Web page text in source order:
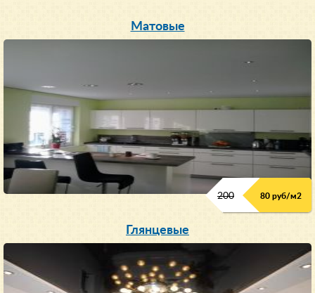
Матовые
200 80 руб/м2
Глянцевые